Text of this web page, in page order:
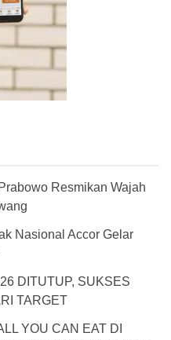
Resmikan Wajah
Nasional Accor Gelar
DITUTUP, SUKSES
TARGET
YOU CAN EAT DI